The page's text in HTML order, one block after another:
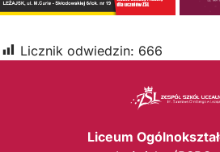
Licznik odwiedzin: 666
Liceum